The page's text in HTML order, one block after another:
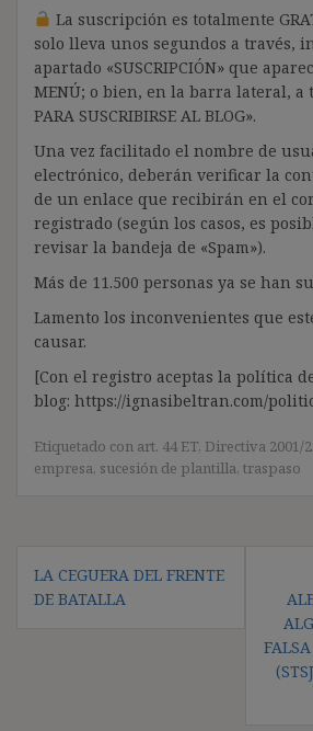
La suscripción es totalmente
solo lleva unos segundos a través,
apartado «SUSCRIPCIÓN» que
MENÚ; o bien, en la barra lateral, a
PARA SUSCRIBIRSE AL BLOG».
Una vez facilitado el nombre de
electrónico, deberán verificar la
de un enlace que recibirán en el
registrado (según los casos, es
revisar la bandeja de «Spam»).
Más de 11.500 personas ya se han
Lamento los inconvenientes que
causar.
[Con el registro aceptas la política
blog: https://ignasibeltran.com/
Etiquetado con art. 44 ET, Directiva 2001/
empresa, sucesión de plantilla, traspaso
de
LA CEGUERA DEL FRENTE
DE BATALLA